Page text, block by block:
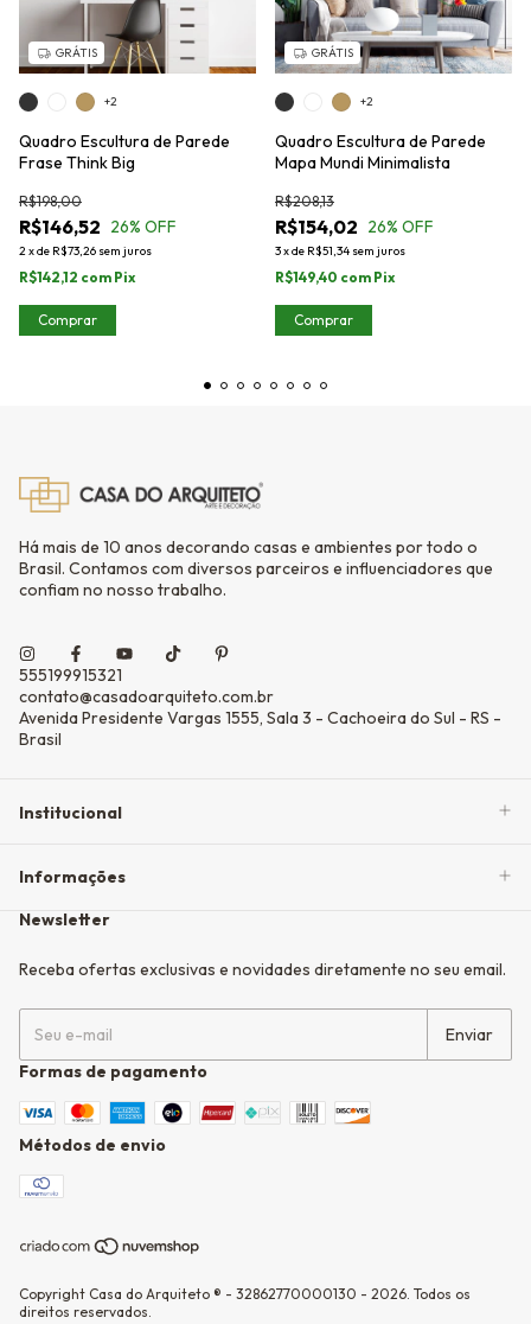
GRÁTIS
Quadro Escultura de Parede
Frase Think Big
R$146,52
R$198,00
26% OFF
2xde R$73,26 sem juros
R$142,12 com Pix
+2
Comprar
GRÁTIS
Quadro Escultura de Parede
Mapa Mundi Minimalista
R$154,02
R$208,13
26% OFF
3xde R$51,34 sem juros
R$149,40 com Pix
+2
Comprar
Há mais de 10 anos decorando casas e ambientes por todo o
Brasil. Contamos com diversos parceiros e influenciadores que
confiam no nosso trabalho.
555199915321
contato@casadoarquiteto.com.br
Avenida Presidente Vargas 1555, Sala 3 - Cachoeira do Sul - RS -
Brasil
Institucional
Informações
Newsletter
Receba ofertas exclusivas e novidades diretamente no seu email.
Formas de pagamento
Métodos de envio
Copyright Casa do Arquiteto ® - 32862770000130 - 2026. Todos os
direitos reservados.